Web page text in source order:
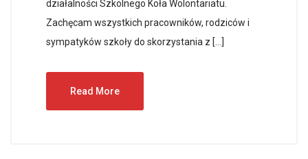
działalności Szkolnego Koła Wolontariatu.
Zachęcam wszystkich pracowników, rodziców i
sympatyków szkoły do skorzystania z […]
Read More